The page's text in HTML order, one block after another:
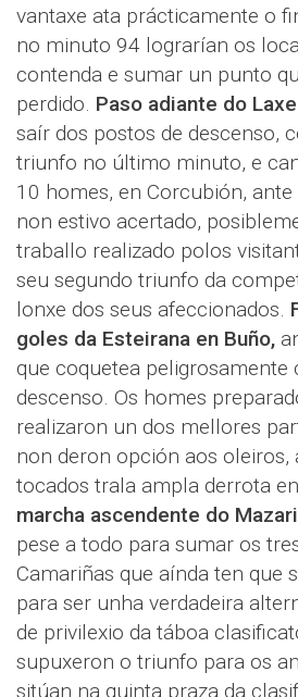
vantaxe ata prácticamente o
no minuto 94 lograrían os
contenda e sumar un punto
perdido. Paso adiante do Laxe
saír dos postos de descenso,
triunfo no último minuto, e
10 homes, en Corcubión,
non estivo acertado,
traballo realizado polos
seu segundo triunfo da
lonxe dos seus afeccionados.
goles da Esteirana en Buño,
que coquetea peligrosamente
descenso. Os homes
realizaron un dos mellores
non deron opción aos oleiros,
tocados trala ampla derrota
marcha ascendente do
pese a todo para sumar os
Camariñas que aínda ten que
para ser unha verdadeira
de privilexio da táboa
supuxeron o triunfo para os
sitúan na quinta praza da